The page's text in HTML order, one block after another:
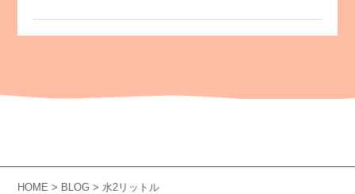
HOME> BLOG > 水2リットル